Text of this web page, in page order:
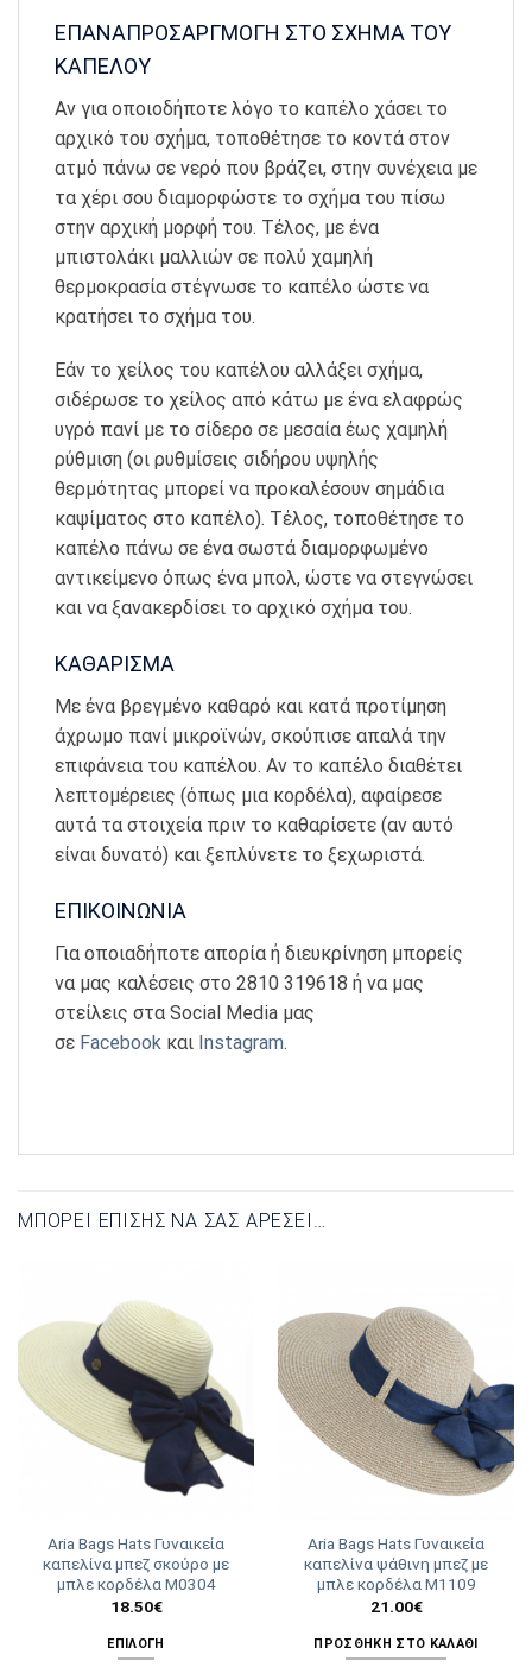
ΕΠΑΝΑΠΡΟΣΑΡΓΜΟΓΗ ΣΤΟ ΣΧΗΜΑ ΤΟΥ
ΚΑΠΕΛΟΥ
Αν για οποιοδήποτε λόγο το καπέλο χάσει το
αρχικό του σχήμα, τοποθέτησε το κοντά στον
ατμό πάνω σε νερό που βράζει, στην συνέχεια με
τα χέρι σου διαμορφώστε το σχήμα του πίσω
στην αρχική μορφή του. Τέλος, με ένα
μπιστολάκι μαλλιών σε πολύ χαμηλή
θερμοκρασία στέγνωσε το καπέλο ώστε να
κρατήσει το σχήμα του.
Εάν το χείλος του καπέλου αλλάξει σχήμα,
σιδέρωσε το χείλος από κάτω με ένα ελαφρώς
υγρό πανί με το σίδερο σε μεσαία έως χαμηλή
ρύθμιση (οι ρυθμίσεις σιδήρου υψηλής
θερμότητας μπορεί να προκαλέσουν σημάδια
καψίματος στο καπέλο). Τέλος, τοποθέτησε το
καπέλο πάνω σε ένα σωστά διαμορφωμένο
αντικείμενο όπως ένα μπολ, ώστε να στεγνώσει
και να ξανακερδίσει το αρχικό σχήμα του.
ΚΑΘΑΡΙΣΜΑ
Με ένα βρεγμένο καθαρό και κατά προτίμηση
άχρωμο πανί μικροϊνών, σκούπισε απαλά την
επιφάνεια του καπέλου. Αν το καπέλο διαθέτει
λεπτομέρειες (όπως μια κορδέλα), αφαίρεσε
αυτά τα στοιχεία πριν το καθαρίσετε (αν αυτό
είναι δυνατό) και ξεπλύνετε το ξεχωριστά.
ΕΠΙΚΟΙΝΩΝΙΑ
Για οποιαδήποτε απορία ή διευκρίνηση μπορείς
να μας καλέσεις στο 2810 319618 ή να μας
στείλεις στα Social Media μας
σε Facebook και Instagram.
ΜΠΟΡΕΊ ΕΠΊΣΗΣ ΝΑ ΣΑΣ ΑΡΈΣΕΙ…
Aria Bags Hats Γυναικεία
καπελίνα μπεζ σκούρο με
μπλε κορδέλα Μ0304
18.50€
ΕΠΙΛΟΓΉ
Aria Bags Hats Γυναικεία
καπελίνα ψάθινη μπεζ με
μπλε κορδέλα M1109
21.00€
ΠΡΟΣΘΉΚΗ ΣΤΟ ΚΑΛΆΘΙ